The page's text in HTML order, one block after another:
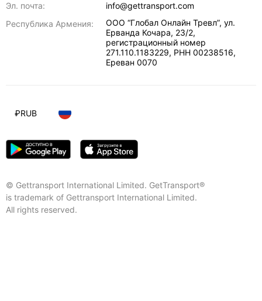
Эл. почта:
info@gettransport.com
Республика Армения:
ООО “Глобал Онлайн Тревл”, ул.
Ерванда Кочара, 23/2,
регистрационный номер
271.110.1183229, РНН 00238516,
Ереван 0070
© Gettransport International Limited. GetTransport®
is trademark of Gettransport International Limited.
All rights reserved.
₽RUB